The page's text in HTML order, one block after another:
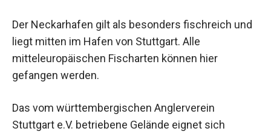
Der Neckarhafen gilt als besonders fischreich und
liegt mitten im Hafen von Stuttgart. Alle
mitteleuropäischen Fischarten können hier
gefangen werden.
Das vom württembergischen Anglerverein
Stuttgart e.V. betriebene Gelände eignet sich